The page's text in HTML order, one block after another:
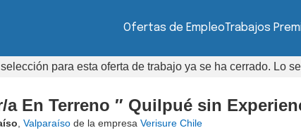
Ofertas de EmpleoTrabajos
para esta oferta de trabajo ya se ha cerrado. Lo
a En Terreno ″ Quilpué sin
Valparaíso de la empresa Verisure Chile